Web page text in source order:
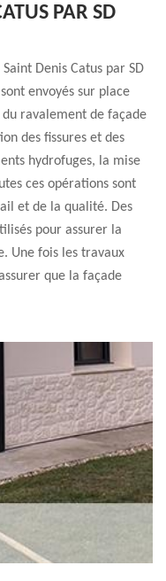
PAR SD
Denis Catus par SD
envoyés sur place
ravalement de façade
des fissures et des
hydrofuges, la mise
ces opérations sont
et de la qualité. Des
pour assurer la
Une fois les travaux
que la façade